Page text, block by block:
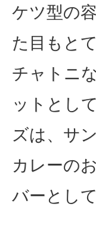
ケツ型の
た目もと
チャトニ
ットとし
ズは、サ
カレーの
バーとし